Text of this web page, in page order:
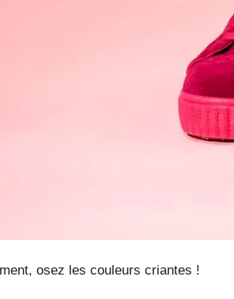
osez les couleurs criantes !